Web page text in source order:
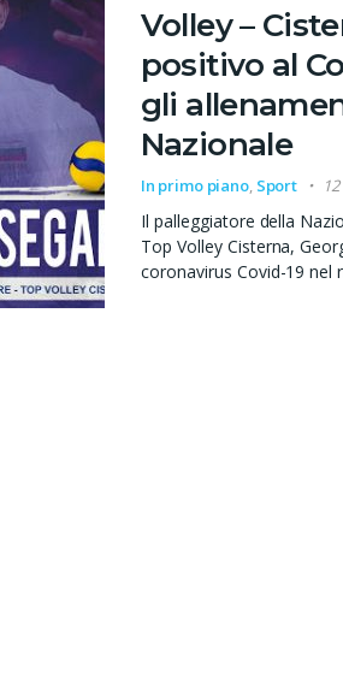
Volley –
positivo al
gli
Nazionale
In primo piano, Sport
Il palleggiatore della
Top Volley Cisterna,
coronavirus Covid-19 nel